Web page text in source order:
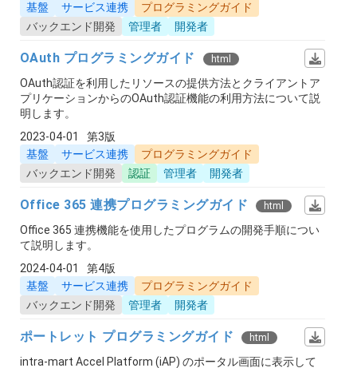
基盤
サービス連携
プログラミングガイド
バックエンド開発
管理者 開発者
OAuth プログラミングガイド html
OAuth認証を利用したリソースの提供方法とクライアントア
プリケーションからのOAuth認証機能の利用方法について説
明します。
2023-04-01
第3版
基盤
サービス連携
プログラミングガイド
バックエンド開発
認証 管理者 開発者
Office 365 連携プログラミングガイド html
Office 365 連携機能を使用したプログラムの開発手順につい
て説明します。
2024-04-01
第4版
基盤
サービス連携
プログラミングガイド
バックエンド開発
管理者 開発者
ポートレット プログラミングガイド html
intra-mart Accel Platform (iAP) のポータル画面に表示して